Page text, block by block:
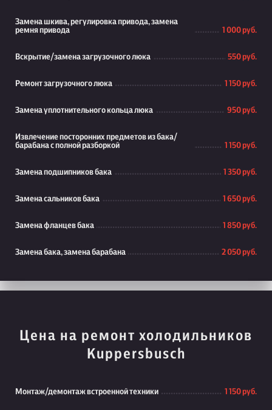
Замена шкива, регулировка привода, замена
ремня привода
1 000 руб.
Вскрытие/замена загрузочного люка 550 руб.
Ремонт загрузочного люка 1 150 руб.
Замена уплотнительного кольца люка 950 руб.
Извлечение посторонних предметов из бака/
барабана с полной разборкой
1 150 руб.
Замена подшипников бака 1 350 руб.
Замена сальников бака 1 650 руб.
Замена фланцев бака 1 850 руб.
Замена бака, замена барабана 2 050 руб.
Цена на ремонт холодильников
Kuppersbusch
Монтаж/демонтаж встроенной техники 1 150 руб.